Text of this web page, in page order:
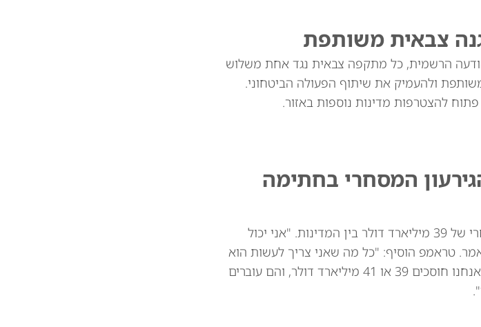
צבאית משותפת
הרשמית, כל מתקפה צבאית נגד אחת משלוש
ולהעמיק את שיתוף הפעולה הביטחוני.
פתוח להצטרפות מדינות נוספות באזור.
המסחרי בחתימה
נשיא ארה"ב דונלד טראמפ איים באופן מרומז על שוויץ בהקשר לגירעון המסחרי של 39 מיליארד דולר בין המדינות. "אני יכול
טראמפ הוסיף: "כל מה שאני צריך לעשות הוא
לומר: אני לא רוצה את השעונים שלכם. אני לא רוצה את הסחורות שלכם. וכך אנחנו חוסכים 39 או 41 מיליארד דולר, והם עוברים